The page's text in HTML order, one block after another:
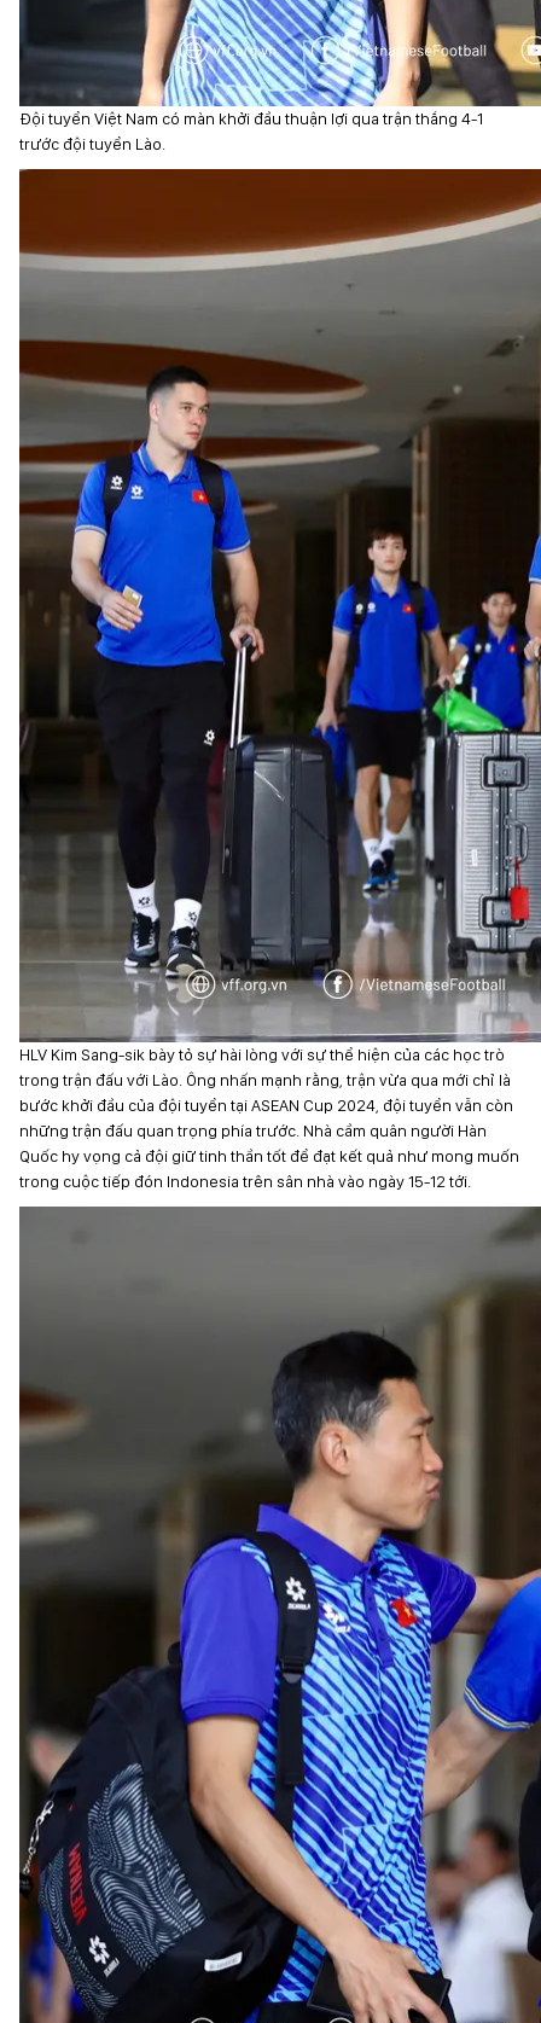
Đội tuyển Việt Nam có màn khởi đầu thuận lợi qua trận thắng 4-1
trước đội tuyển Lào.
HLV Kim Sang-sik bày tỏ sự hài lòng với sự thể hiện của các học trò
trong trận đấu với Lào. Ông nhấn mạnh rằng, trận vừa qua mới chỉ là
bước khởi đầu của đội tuyển tại ASEAN Cup 2024, đội tuyển vẫn còn
những trận đấu quan trọng phía trước. Nhà cầm quân người Hàn
Quốc hy vọng cả đội giữ tinh thần tốt để đạt kết quả như mong muốn
trong cuộc tiếp đón Indonesia trên sân nhà vào ngày 15-12 tới.